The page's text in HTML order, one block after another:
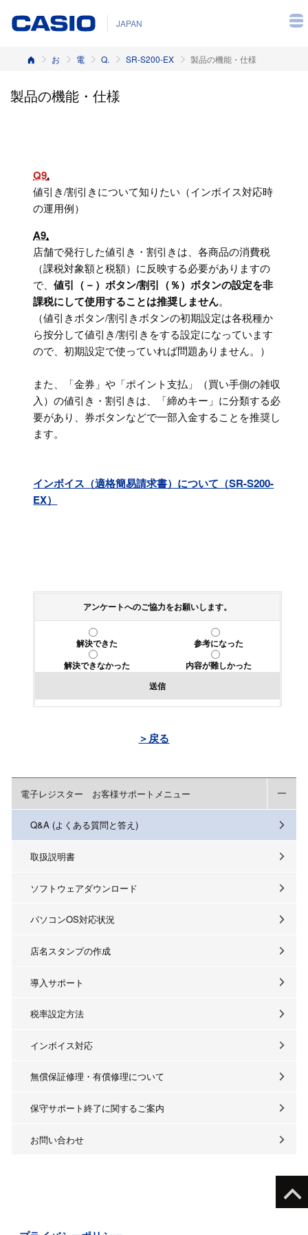
JAPAN
ホーム お客様サポート 電子レジスター Q&A（よくある質問と答え） SR-S200-EX 製品の機能・仕様
製品の機能・仕様
Q9
値引き/割引きについて知りたい（インボイス対応時
の運用例）
A9
店舗で発行した値引き・割引きは、各商品の消費税
（課税対象額と税額）に反映する必要がありますの
で、値引（－）ボタン/割引（％）ボタンの設定を非
課税にして使用することは推奨しません。
（値引きボタン/割引きボタンの初期設定は各税種か
ら按分して値引き/割引きをする設定になっています
ので、初期設定で使っていれば問題ありません。）
また、「金券」や「ポイント支払」（買い手側の雑収
入）の値引き・割引きは、「締めキー」に分類する必
要があり、券ボタンなどで一部入金することを推奨し
ます。
インボイス（適格簡易請求書）について（SR-S200-
EX）
アンケートへのご協力をお願いします。
解決できた
参考になった
解決できなかった
内容が難しかった
送信
＞戻る
電子レジスター お客様サポートメニュー
Q&A (よくある質問と答え)
取扱説明書
ソフトウェアダウンロード
パソコンOS対応状況
店名スタンプの作成
導入サポート
税率設定方法
インボイス対応
無償保証修理・有償修理について
保守サポート終了に関するご案内
お問い合わせ